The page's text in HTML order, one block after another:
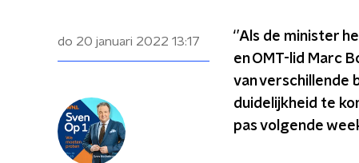
do 20 januari 2022 13:17
‘’Als de minister
en OMT-lid Marc
van verschillende
duidelijkheid te
pas volgende